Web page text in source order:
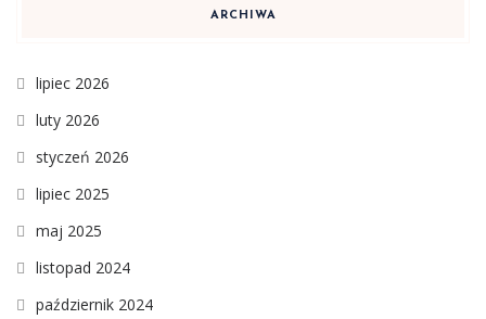
ARCHIWA
lipiec 2026
luty 2026
styczeń 2026
lipiec 2025
maj 2025
listopad 2024
październik 2024